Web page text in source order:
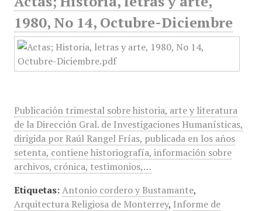
1980, No 14, Octubre-Diciembre
Publicación trimestal sobre historia, arte y literatura
de la Dirección Gral. de Investigaciones Humanísticas,
dirigida por Raúl Rangel Frías, publicada en los años
setenta, contiene historiografía, información sobre
archivos, crónica, testimonios,…
Etiquetas: Antonio cordero y Bustamante,
Arquitectura Religiosa de Monterrey, Informe de